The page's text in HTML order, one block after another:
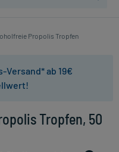
Propolis Tropfen
Versand* ab 19€
Tropfen, 50